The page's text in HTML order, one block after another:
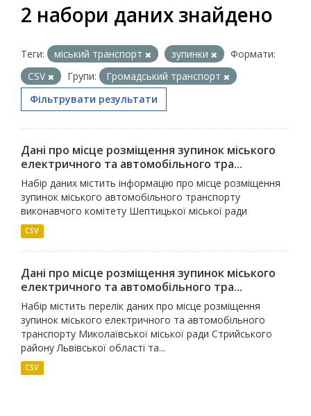
2 набори даних знайдено
Теги: міський транспорт зупинки
Формати:
CSV
Групи:
Громадський транспорт
Фільтрувати результати
Дані про місце розміщення зупинок міського
електричного та автомобільного тра...
Набір даних містить інформацію про місце розміщення
зупинок міського автомобільного транспорту
виконавчого комітету Шептицької міської ради
CSV
Дані про місце розміщення зупинок міського
електричного та автомобільного тра...
Набір містить перелік даних про місце розміщення
зупинок міського електричного та автомобільного
транспорту Миколаївської міської ради Стрийського
району Львівської області та...
CSV